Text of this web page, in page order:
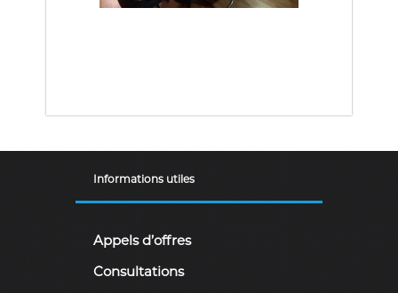
a
Informations utiles
Appels d’offres
Consultations